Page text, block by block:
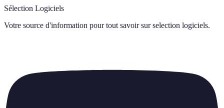
Sélection Logiciels
Votre source d'information pour tout savoir sur selection logiciels.